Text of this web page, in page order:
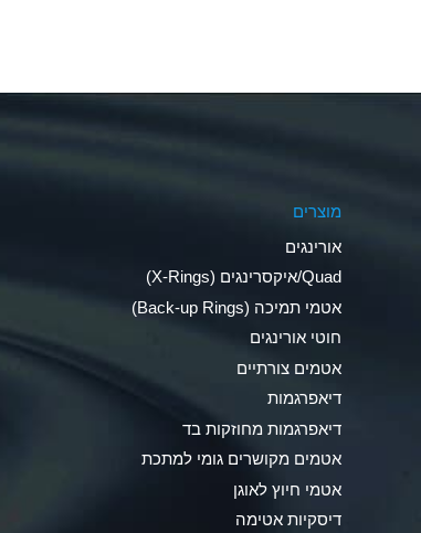
Ammonia Anhydrous
Ammonia Gas (hot)
Ammonium Carbonate (Aqueous)
Ammonium Chloride (Aqueous)
Ammonium Hydroxide (conc.)
Ammonium Nitrate (Aqueous)
מוצרים
אורינגים
Quad/איקסרינגים (X-Rings)
אטמי תמיכה (Back-up Rings)
חוטי אורינגים
אטמים צורתיים
דיאפרגמות
דיאפרגמות מחוזקות בד
אטמים מקושרים גומי למתכת
אטמי חיוץ לאוגן
דיסקיות אטימה